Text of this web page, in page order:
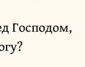
Господом,